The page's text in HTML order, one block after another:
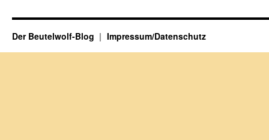
Der Beutelwolf-Blog Impressum/Datenschutz